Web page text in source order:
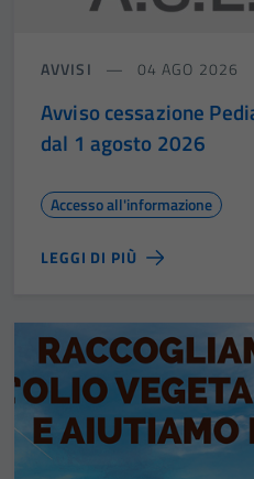
AVVISI 04 AGO 2026
Avviso cessazione
dal 1 agosto 2026
Accesso all'informazione
LEGGI DI PIÙ